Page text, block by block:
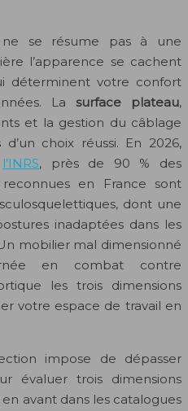
se résume pas à une
l’apparence se cachent
déterminent votre confort
La surface plateau,
et la gestion du câblage
choix réussi. En 2026,
l’INRS, près de 90 % des
reconnues en France sont
dont une
inadaptées dans les
mobilier mal dimensionné
en combat contre
les trois dimensions
votre espace de travail en
impose de dépasser
évaluer trois dimensions
avant dans les catalogues